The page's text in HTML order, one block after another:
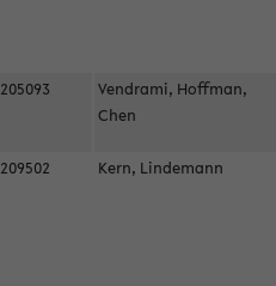
205093
Vendrami, Hoffman,
Chen
209502 Kern, Lindemann